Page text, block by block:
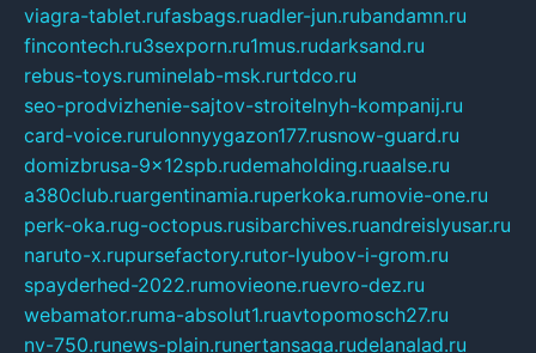
viagra-tablet.rufasbags.ruadler-jun.rubandamn.ru
fincontech.ru3sexporn.ru1mus.rudarksand.ru
rebus-toys.ruminelab-msk.rurtdco.ru
seo-prodvizhenie-sajtov-stroitelnyh-kompanij.ru
card-voice.rurulonnyygazon177.rusnow-guard.ru
domizbrusa-9x12spb.rudemaholding.ruaalse.ru
a380club.ruargentinamia.ruperkoka.rumovie-one.ru
perk-oka.rug-octopus.rusibarchives.ruandreislyusar.ru
naruto-x.rupursefactory.rutor-lyubov-i-grom.ru
spayderhed-2022.rumovieone.ruevro-dez.ru
webamator.ruma-absolut1.ruavtopomosch27.ru
nv-750.runews-plain.runertansaga.rudelanalad.ru